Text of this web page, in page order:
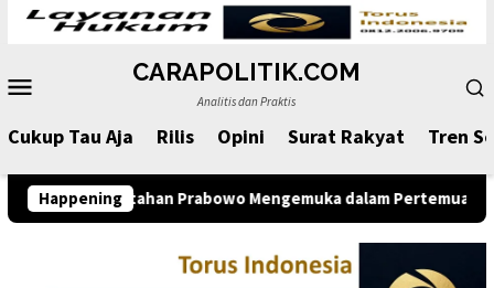
Loncat
konten
CARAPOLITIK.COM
Analitis dan Praktis
Cukup Tau Aja Rilis Opini Surat Rakyat Tren
Happening
Pemerintahan Prabowo Mengemuka dalam Pertemuan JK